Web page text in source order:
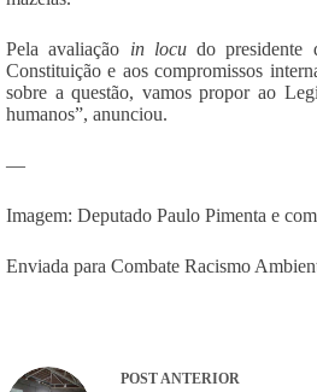
Pela avaliação in locudo presidente
Constituição e aos compromissos
sobre a questão, vamos propor ao
humanos”, anunciou.
—
Imagem: Deputado Paulo Pimenta e
Enviada para Combate Racismo
POSTANTERIOR